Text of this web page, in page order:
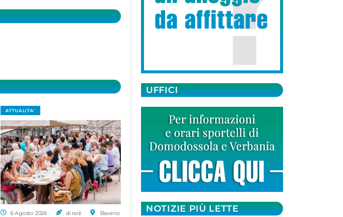
ATTUALITA'
6 Agosto 2026 di red. Baveno
UFFICI
NOTIZIE PIÙ LETTE